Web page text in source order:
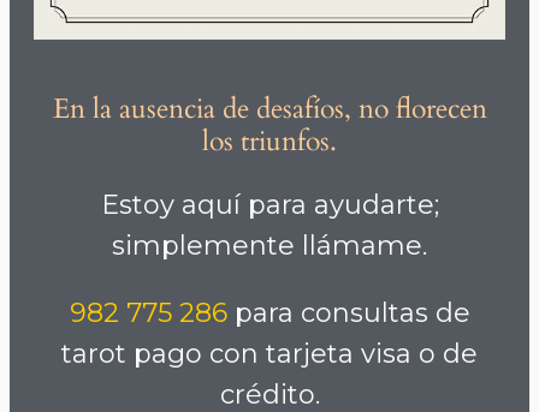
En la ausencia de desafíos, no florecen
los triunfos.
Estoy aquí para ayudarte;
simplemente llámame.
982 775 286 para consultas de
tarot pago con tarjeta visa o de
crédito.